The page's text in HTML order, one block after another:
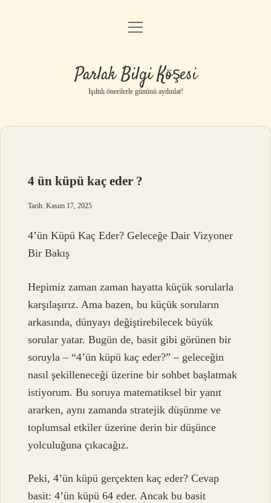
Anasayfa
Yasal Uyarı
menüyü
Parlak Bilgi Köşesi
Işıltılı önerilerle gününü aydınlat!
4 ün küpü kaç eder ?
Tarih: Kasım 17, 2025
4’ün Küpü Kaç Eder? Geleceğe Dair Vizyoner
Bir Bakış
Hepimiz zaman zaman hayatta küçük sorularla
karşılaşırız. Ama bazen, bu küçük soruların
arkasında, dünyayı değiştirebilecek büyük
sorular yatar. Bugün de, basit gibi görünen bir
soruyla – “4’ün küpü kaç eder?” – geleceğin
nasıl şekilleneceği üzerine bir sohbet başlatmak
istiyorum. Bu soruya matematiksel bir yanıt
ararken, aynı zamanda stratejik düşünme ve
toplumsal etkiler üzerine derin bir düşünce
yolculuğuna çıkacağız.
Peki, 4’ün küpü gerçekten kaç eder? Cevap
basit: 4’ün küpü 64 eder. Ancak bu basit